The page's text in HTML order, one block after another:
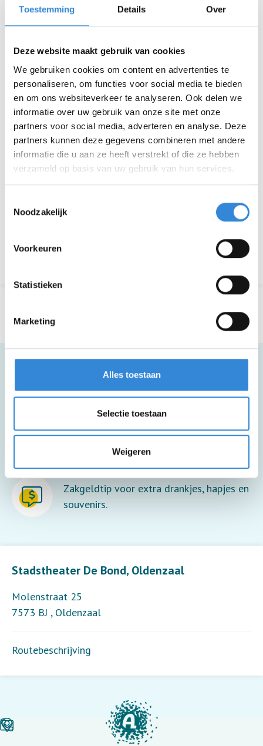
Toestemming Details Over
Deze website maakt gebruik van cookies
We gebruiken cookies om content en advertenties te
personaliseren, om functies voor social media te bieden
en om ons websiteverkeer te analyseren. Ook delen we
informatie over uw gebruik van onze site met onze
partners voor social media, adverteren en analyse. Deze
partners kunnen deze gegevens combineren met andere
informatie die u aan ze heeft verstrekt of die ze hebben
verzameld op basis van uw gebruik van hun services.
Noodzakelijk
Voorkeuren
Statistieken
Marketing
Alles toestaan
Selectie toestaan
Weigeren
Tijd
15:30 - 17:00
Oldenzaal
Thema
Theater & muziek
Kosten
Geen
Deelnemers
21 van 25
Rolstoel plaatsen
2 van 4
Aanmelden is niet meer mogelijk.
Stadstheater De Bond, Oldenzaal
Molenstraat 25
7573 BJ , Oldenzaal
Routebeschrijving
Meer informatie
Zakgeldtip voor extra drankjes, hapjes en
souvenirs.